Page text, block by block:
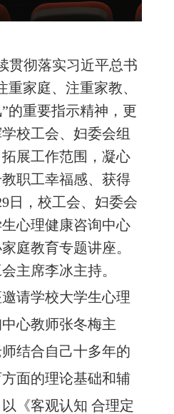
贯彻落实习近平总书
重家庭、注重家教、
的重要指示精神，更
校工会、妇委会组
展工作范围，凝心
职工幸福感、获得
日，校工会、妇委会
心理健康咨询中心
庭教育专题讲座。
主席李冰主持。
请学校大学生心理
心教师张冬梅主
结合自己十多年的
面的理论基础和辅
《客观认知 合理定